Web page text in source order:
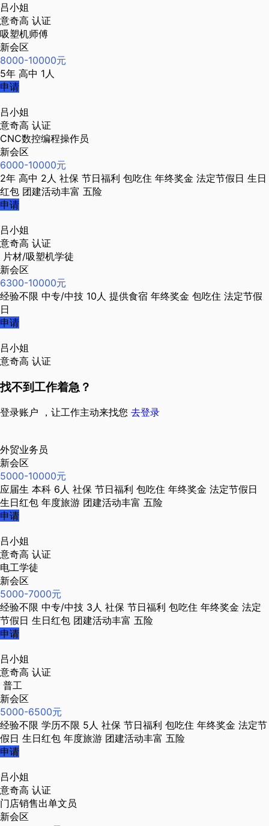
吕小姐
意奇高 认证
吸塑机师傅
新会区
8000-10000元
5年 高中 1人
申请
吕小姐
意奇高 认证
CNC数控编程操作员
新会区
6000-10000元
2年 高中 2人 社保 节日福利 包吃住 年终奖金 法定节假日 生日
红包 团建活动丰富 五险
申请
吕小姐
意奇高 认证
片材/吸塑机学徒
新会区
6300-10000元
经验不限 中专/中技 10人 提供食宿 年终奖金 包吃住 法定节假
日
申请
吕小姐
意奇高 认证
找不到工作着急？
登录账户 ，让工作主动来找您 去登录
外贸业务员
新会区
5000-10000元
应届生 本科 6人 社保 节日福利 包吃住 年终奖金 法定节假日
生日红包 年度旅游 团建活动丰富 五险
申请
吕小姐
意奇高 认证
电工学徒
新会区
5000-7000元
经验不限 中专/中技 3人 社保 节日福利 包吃住 年终奖金 法定
节假日 生日红包 团建活动丰富 五险
申请
吕小姐
意奇高 认证
普工
新会区
5000-6500元
经验不限 学历不限 5人 社保 节日福利 包吃住 年终奖金 法定节
假日 生日红包 年度旅游 团建活动丰富 五险
申请
吕小姐
意奇高 认证
门店销售出单文员
新会区